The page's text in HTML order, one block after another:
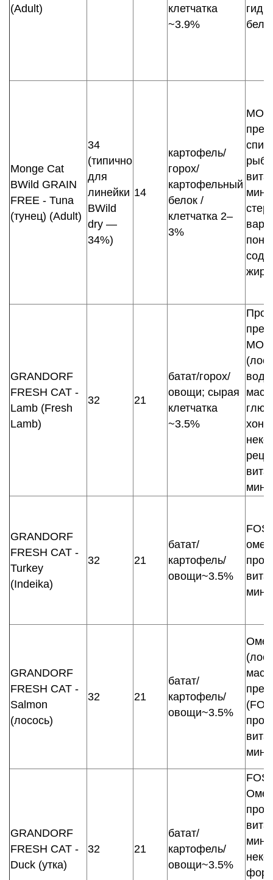
(Adult)
клетчатка
~3.9%
Monge Cat
BWild GRAIN
FREE - Tuna
(тунец) (Adult)
34
(типично
для
линейки
BWild
dry —
34%)
14
картофель/
горох/
картофельный
белок /
клетчатка 2–
3%
GRANDORF
FRESH CAT -
Lamb (Fresh
Lamb)
32 21
батат/горох/
овощи; сырая
клетчатка
~3.5%
GRANDORF
FRESH CAT -
Turkey
(Indeika)
32 21
батат/
картофель/
овощи~3.5%
GRANDORF
FRESH CAT -
Salmon
(лосось)
32 21
батат/
картофель/
овощи~3.5%
GRANDORF
FRESH CAT -
Duck (утка)
32 21
батат/
картофель/
овощи~3.5%